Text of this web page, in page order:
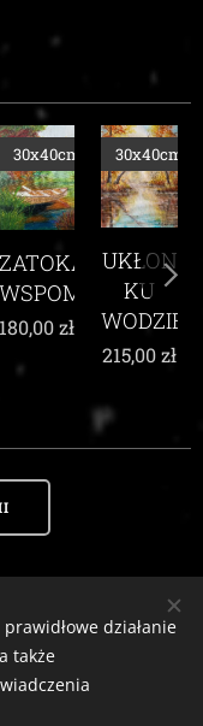
UKŁON
KU
WODZIE
30x40cm
WŚRÓD
30x40cm
210,00zł
Zawoja, woj. małopolskie
|Tel:604-643-167 |
działanie
także